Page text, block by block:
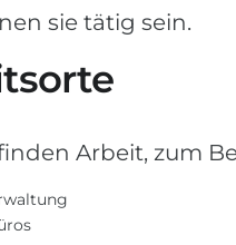
sie tätig sein.
Arbeit, zum